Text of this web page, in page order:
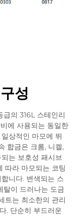
성
의 316L 스테인리
에 사용되는 동일한
상적인 마모에 뛰
합금은 크롬, 니켈,
는 보호성 패시브
따라 마모되는 코팅
니다. 변색되는 스
탈이 드러나는 도금
트는 최소한의 관리
. 단순히 부드러운